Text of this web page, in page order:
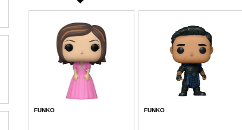
FUNKO FUNKO